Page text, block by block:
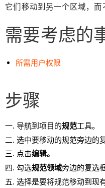
它们移动到另一个区域，而
需要考虑的
所需用户权限
步骤
导航到项目的规范工具。
选中要移动的规范旁边的
点击编辑。
勾选规范领域旁边的复选框
选择是要将规范移动到现